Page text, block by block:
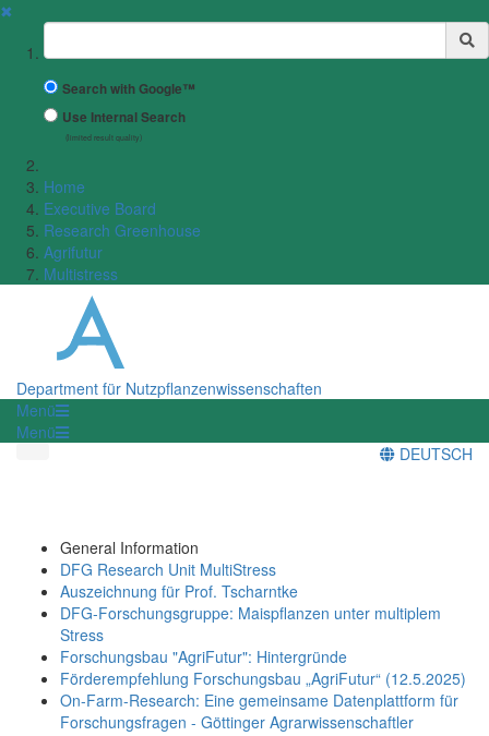
✖
Suchbegriff
Search with Google™
Use Internal Search
(limited result quality)
Home
Executive Board
Research Greenhouse
Agrifutur
Multistress
Department für Nutzpflanzenwissenschaften
Menü
Menü
DEUTSCH
General Information
DFG Research Unit MultiStress
Auszeichnung für Prof. Tscharntke
DFG-Forschungsgruppe: Maispflanzen unter multiplem
Stress
Forschungsbau "AgriFutur": Hintergründe
Förderempfehlung Forschungsbau „AgriFutur“ (12.5.2025)
On-Farm-Research: Eine gemeinsame Datenplattform für
Forschungsfragen - Göttinger Agrarwissenschaftler